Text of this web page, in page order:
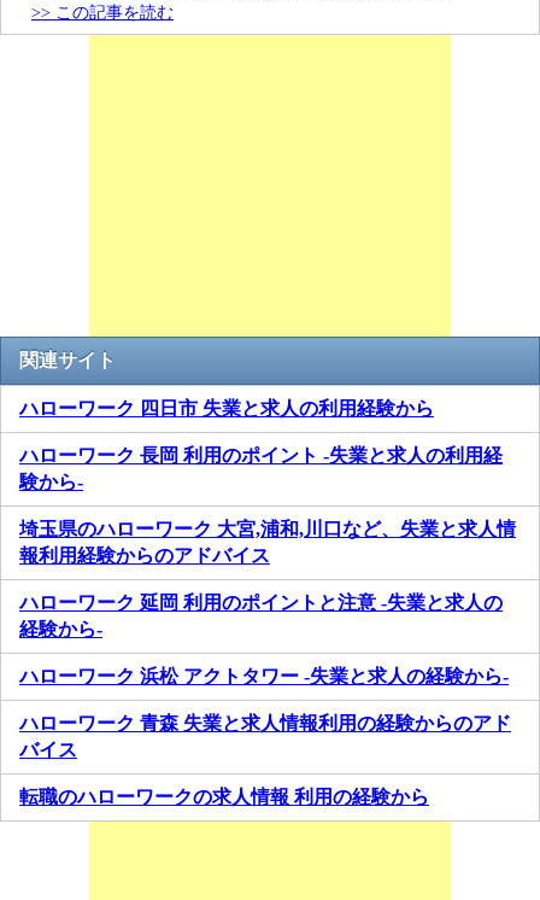
>> この記事を読む
関連サイト
ハローワーク 四日市 失業と求人の利用経験から
ハローワーク 長岡 利用のポイント -失業と求人の利用経
験から-
埼玉県のハローワーク 大宮,浦和,川口など、失業と求人情
報利用経験からのアドバイス
ハローワーク 延岡 利用のポイントと注意 -失業と求人の
経験から-
ハローワーク 浜松 アクトタワー -失業と求人の経験から-
ハローワーク 青森 失業と求人情報利用の経験からのアド
バイス
転職のハローワークの求人情報 利用の経験から